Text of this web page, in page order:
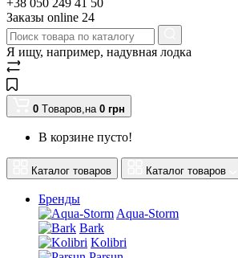
+38 050 249 41 50
Заказы оnline 24
Я ищу, например, надувная лодка
0 Tоваров,на 0 грн
В корзине пусто!
Каталог товаров Каталог товаров
Бренды
Aqua-Storm
Bark
Kolibri